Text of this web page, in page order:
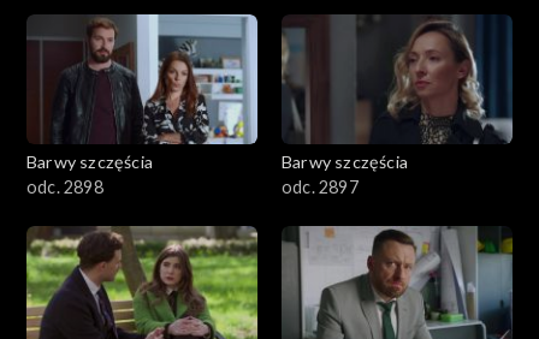
2901-3000
2801–2900
2701–2800
2501–2600
2401–2500
Barwy szczęścia
odc. 2898
Barwy szczęścia
odc. 2897